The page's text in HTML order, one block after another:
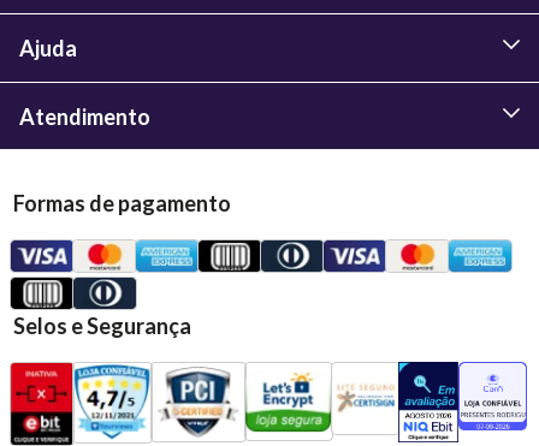
Ajuda
Atendimento
Formas de pagamento
Selos e Segurança